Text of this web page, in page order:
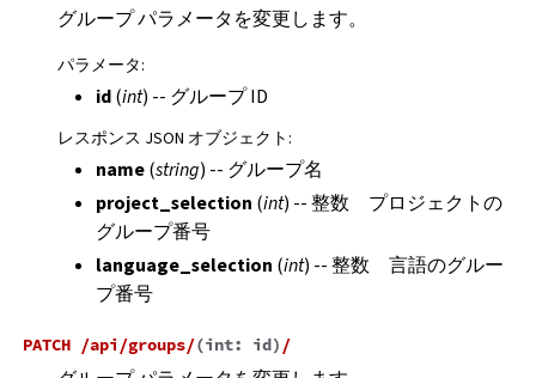
グループ パラメータを変更します。
パラメータ:
id(int) -- グループ ID
レスポンス JSON オブジェクト :
name(string) -- グループ名
project_selection (int) -- 整数 プロジェクトの
グループ番号
language_selection (int) -- 整数 言語のグルー
プ番号
PATCH /api/groups/(int: id) /